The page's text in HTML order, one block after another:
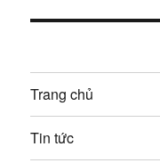
g
à
i
t
ế
p
Trang chủ
Tin tức